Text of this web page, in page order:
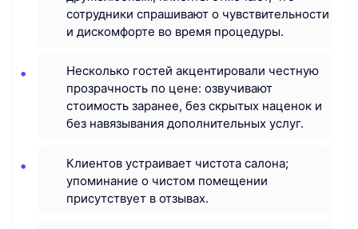
сотрудники спрашивают о чувствительности
и дискомфорте во время процедуры.
Несколько гостей акцентировали честную
прозрачность по цене: озвучивают
стоимость заранее, без скрытых наценок и
без навязывания дополнительных услуг.
Клиентов устраивает чистота салона;
упоминание о чистом помещении
присутствует в отзывах.